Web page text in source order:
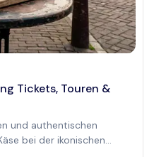
eine erneuerte
hinterlässt.
Tickets, Touren &
und authentischen
bei der ikonischen